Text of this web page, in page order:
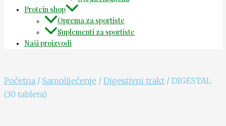
Protein shop
Oprema za sportiste
Suplementi za sportiste
Naši proizvodi
Početna / Samoliječenje / Digestivni trakt / DIGESTAL
(30 tableta)